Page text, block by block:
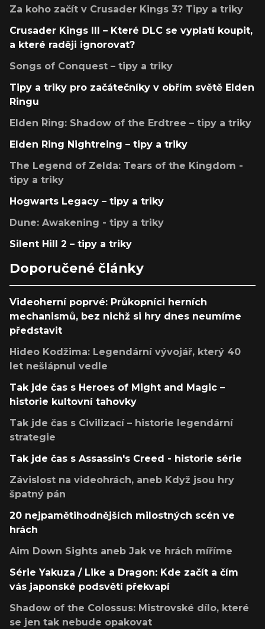
Za koho začít v Crusader Kings 3? Tipy a triky
Crusader Kings III – Které DLC se vyplatí koupit,
a které raději ignorovat?
Songs of Conquest – tipy a triky
Tipy a triky pro začátečníky v obřím světě Elden
Ringu
Elden Ring: Shadow of the Erdtree – tipy a triky
Elden Ring Nightreing – tipy a triky
The Legend of Zelda: Tears of the Kingdom -
tipy a triky
Hogwarts Legacy – tipy a triky
Dune: Awakening - tipy a triky
Silent Hill 2 – tipy a triky
Doporučené články
Videoherní poprvé: Průkopníci herních
mechanismů, bez nichž si hry dnes neumíme
představit
Hideo Kodžima: Legendární vývojář, který 40
let nešlápnul vedle
Tak jde čas s Heroes of Might and Magic –
historie kultovní tahovky
Tak jde čas s Civilizací – historie legendární
strategie
Tak jde čas s Assassin's Creed - historie série
Závislost na videohrách, aneb Když jsou hry
špatný pán
20 nejpamětihodnějších milostných scén ve
hrách
Aim Down Sights aneb Jak ve hrách míříme
Série Yakuza / Like a Dragon: Kde začít a čím
vás japonské podsvětí překvapí
Shadow of the Colossus: Mistrovské dílo, které
se jen tak nebude opakovat